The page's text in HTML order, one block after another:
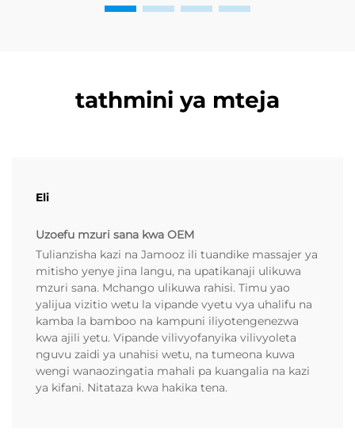
tathmini ya mteja
Eli
Uzoefu mzuri sana kwa OEM
Tulianzisha kazi na Jamooz ili tuandike massajer ya
mitisho yenye jina langu, na upatikanaji ulikuwa
mzuri sana. Mchango ulikuwa rahisi. Timu yao
yalijua vizitio wetu la vipande vyetu vya uhalifu na
kamba la bamboo na kampuni iliyotengenezwa
kwa ajili yetu. Vipande vilivyofanyika vilivyoleta
nguvu zaidi ya unahisi wetu, na tumeona kuwa
wengi wanaozingatia mahali pa kuangalia na kazi
ya kifani. Nitataza kwa hakika tena.